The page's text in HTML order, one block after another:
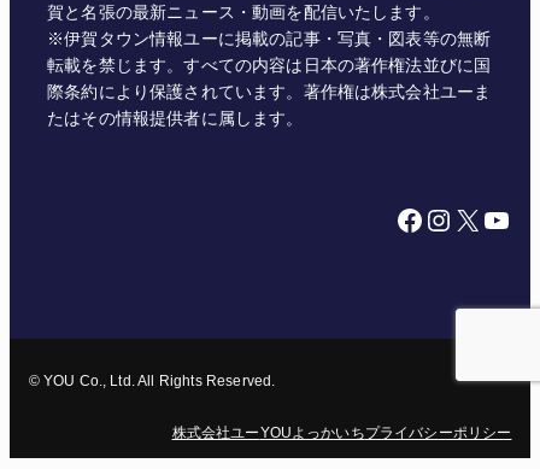
賀と名張の最新ニュース・動画を配信いたします。
※伊賀タウン情報ユーに掲載の記事・写真・図表等の無断
転載を禁じます。すべての内容は日本の著作権法並びに国
際条約により保護されています。著作権は株式会社ユーま
たはその情報提供者に属します。
Facebook Instagram X YouTube
© YOU Co., Ltd. All Rights Reserved.
株式会社ユーYOUよっかいちプライバシーポリシー